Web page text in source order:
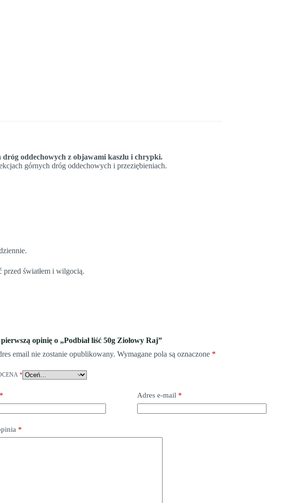
dróg oddechowych z objawami kaszlu i chrypki.
górnych dróg oddechowych i przeziębieniach.
światłem i wilgocią.
opinię o „Podbiał liść 50g Ziołowy Raj”
email nie zostanie opublikowany. Wymagane pola są oznaczone *
*
* Adres e-mail *
*